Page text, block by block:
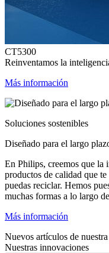
CT5300
Reinventamos la
Más información
Soluciones sostenibles
Diseñado para el largo
En Philips, creemos que la
productos de calidad que
puedas reciclar. Hemos
muchas formas a lo largo
Más información
Nuevos artículos de nuestra
Nuestras innovaciones